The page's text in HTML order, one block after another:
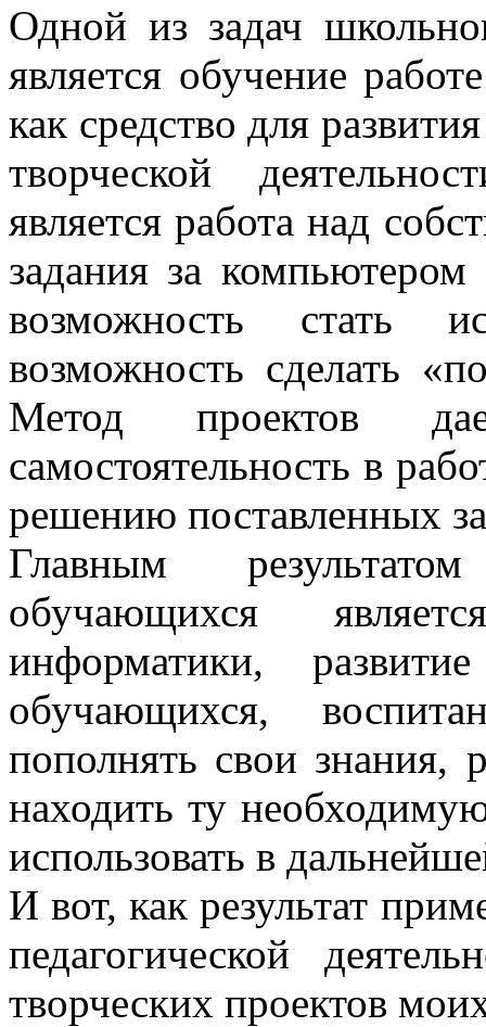
Одной из задач
является обучение
как средство для
творческой
является работа над
задания за
возможность стать
возможность сделать
Метод проектов
самостоятельность в
решению поставленных
Главным
обучающихся
информатики,
обучающихся,
пополнять свои знания,
находить ту
использовать в
И вот, как результат
педагогической
творческих проектов